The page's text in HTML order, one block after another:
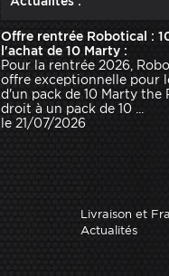
Offre rentrée Robotical :
l'achat de 10 Marty :
Pour la rentrée 2026,
offre exceptionnelle pour
d'un pack de 10 Marty the
droit à un pack de 10 ...
le 21/07/2026
Livraison et
Actualités